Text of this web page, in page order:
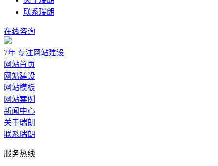
联系瑞朗
在线咨询
7年 专注网站建设
网站首页
网站建设
网站模板
网站案例
新闻中心
关于瑞朗
联系瑞朗
服务热线